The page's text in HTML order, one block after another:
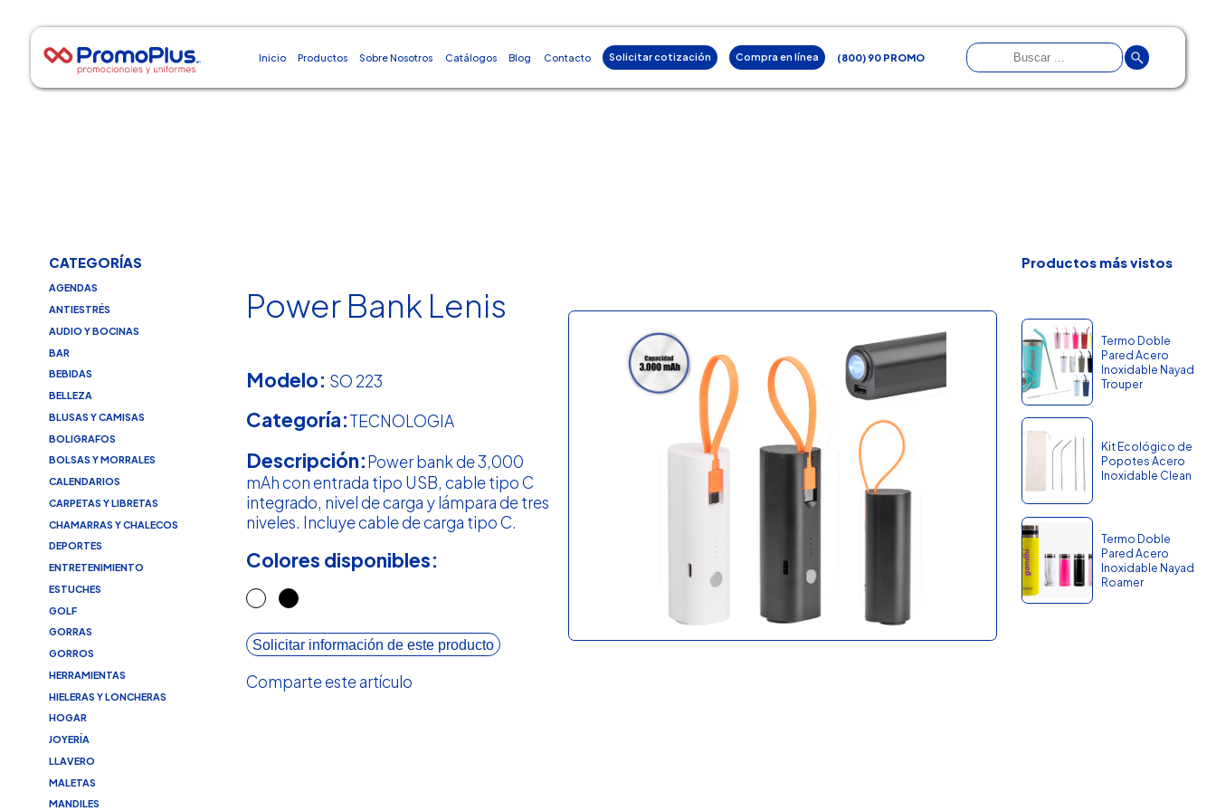
Inicio Productos Sobre Nosotros Catálogos Blog Contacto Solicitar cotización Compra en línea (800) 90 PROMO
CATEGORÍAS
AGENDAS
ANTIESTRÉS
AUDIO Y BOCINAS
BAR
BEBIDAS
BELLEZA
BLUSAS Y CAMISAS
BOLIGRAFOS
BOLSAS Y MORRALES
CALENDARIOS
CARPETAS Y LIBRETAS
CHAMARRAS Y CHALECOS
DEPORTES
ENTRETENIMIENTO
ESTUCHES
GOLF
GORRAS
GORROS
HERRAMIENTAS
HIELERAS Y LONCHERAS
HOGAR
JOYERÍA
LLAVERO
MALETAS
MANDILES
Power Bank Lenis
Modelo: SO 223
Categoría:TECNOLOGIA
Descripción:Power bank de 3,000
mAh con entrada tipo USB, cable tipo C
integrado, nivel de carga y lámpara de tres
niveles. Incluye cable de carga tipo C.
Colores disponibles:
Solicitar información de este producto
Comparte este artículo
Productos más vistos
Termo Doble
Pared Acero
Inoxidable Nayad
Trouper
Kit Ecológico de
Popotes Acero
Inoxidable Clean
Termo Doble
Pared Acero
Inoxidable Nayad
Roamer